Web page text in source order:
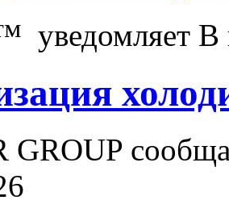
уведомляет В
GROUP